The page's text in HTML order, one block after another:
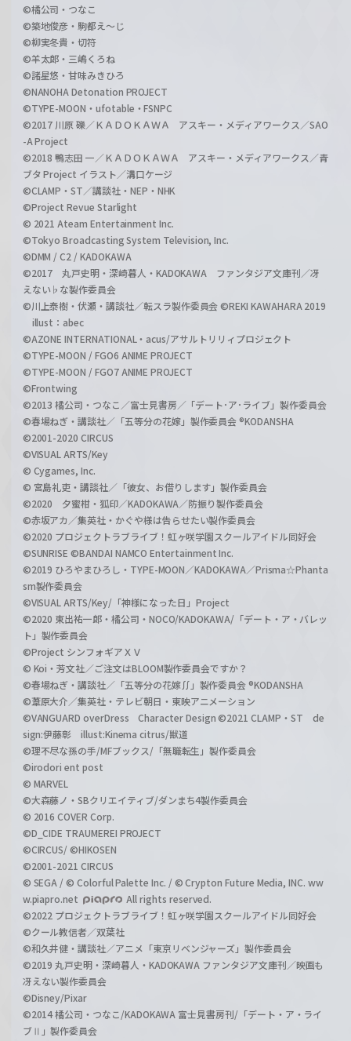
©橘公司・つなこ
©築地俊彦・駒都え～じ
©柳実冬貴・切符
©羊太郎・三嶋くろね
©諸星悠・甘味みきひろ
©NANOHA Detonation PROJECT
©TYPE-MOON・ufotable・FSNPC
©2017 川原 礫／ＫＡＤＯＫＡＷＡ アスキー・メディアワークス／SAO
-A Project
©2018 鴨志田 一／ＫＡＤＯＫＡＷＡ アスキー・メディアワークス／青
ブタ Project イラスト／溝口ケージ
©CLAMP・ST／講談社・NEP・NHK
©Project Revue Starlight
© 2021 Ateam Entertainment Inc.
©Tokyo Broadcasting System Television, Inc.
©DMM / C2 / KADOKAWA
©2017 丸戸史明・深崎暮人・KADOKAWA ファンタジア文庫刊／冴
えない♭な製作委員会
©川上泰樹・伏瀬・講談社／転スラ製作委員会 ©REKI KAWAHARA 2019
illust：abec
©AZONE INTERNATIONAL・acus/アサルトリリィプロジェクト
©TYPE-MOON / FGO6 ANIME PROJECT
©TYPE-MOON / FGO7 ANIME PROJECT
©Frontwing
©2013 橘公司・つなこ／富士見書房／「デート･ア･ライブ」製作委員会
©春場ねぎ・講談社／「五等分の花嫁」製作委員会 ®KODANSHA
©2001-2020 CIRCUS
©VISUAL ARTS/Key
© Cygames, Inc.
© 宮島礼吏・講談社／「彼女、お借りします」製作委員会
©2020 夕蜜柑・狐印／KADOKAWA／防振り製作委員会
©赤坂アカ／集英社・かぐや様は告らせたい製作委員会
©2020 プロジェクトラブライブ！虹ヶ咲学園スクールアイドル同好会
©SUNRISE ©BANDAI NAMCO Entertainment Inc.
©2019 ひろやまひろし・TYPE-MOON／KADOKAWA／Prisma☆Phanta
sm製作委員会
©VISUAL ARTS/Key/「神様になった日」Project
©2020 東出祐一郎・橘公司・NOCO/KADOKAWA/「デート・ア・バレッ
ト」製作委員会
©Project シンフォギアＸＶ
© Koi・芳文社／ご注文はBLOOM製作委員会ですか？
©春場ねぎ・講談社／「五等分の花嫁∬」製作委員会 ®KODANSHA
©葦原大介／集英社・テレビ朝日・東映アニメーション
©VANGUARD overDress Character Design ©2021 CLAMP・ST de
sign:伊藤彰 illust:Kinema citrus/獣道
©理不尽な孫の手/MFブックス/「無職転生」製作委員会
©irodori ent post
© MARVEL
©大森藤ノ・SBクリエイティブ/ダンまち4製作委員会
© 2016 COVER Corp.
©D_CIDE TRAUMEREI PROJECT
©CIRCUS/ ©HIKOSEN
©2001-2021 CIRCUS
© SEGA / © Colorful Palette Inc. / © Crypton Future Media, INC. ww
w.piapro.net
All rights reserved.
©2022 プロジェクトラブライブ！虹ヶ咲学園スクールアイドル同好会
©クール教信者／双葉社
©和久井健・講談社／アニメ「東京リベンジャーズ」製作委員会
©2019 丸戸史明・深崎暮人・KADOKAWA ファンタジア文庫刊／映画も
冴えない製作委員会
©Disney/Pixar
©2014 橘公司・つなこ/KADOKAWA 富士見書房刊/「デート・ア・ライ
ブⅡ」製作委員会